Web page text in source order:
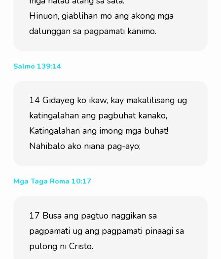
Hinuon, giablihan mo ang akong mga
dalunggan sa pagpamati kanimo.
Salmo 139:14
14 Gidayeg ko ikaw, kay makalilisang ug
katingalahan ang pagbuhat kanako,
Katingalahan ang imong mga buhat!
Nahibalo ako niana pag-ayo;
Mga Taga Roma 10:17
17 Busa ang pagtuo naggikan sa
pagpamati ug ang pagpamati pinaagi sa
pulong ni Cristo.